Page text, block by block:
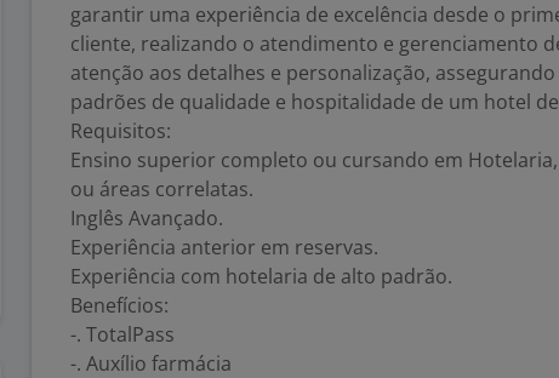
garantir uma experiência de excelência desde o
cliente, realizando o atendimento e gerenciamento
atenção aos detalhes e personalização,
padrões de qualidade e hospitalidade de um hotel
Requisitos:
Ensino superior completo ou cursando em
ou áreas correlatas.
Inglês Avançado.
Experiência anterior em reservas.
Experiência com hotelaria de alto padrão.
Benefícios:
-. TotalPass
-. Auxílio farmácia